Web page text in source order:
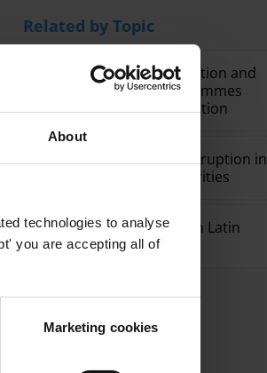
About
technologies to analyse
you are accepting all of
Marketing cookies
Related by Topic
Best practices in devolution and
decentralisation programmes
that may reduce corruption
Literature Review of corruption in
tax and customs authorities
Water and corruption in Latin
America